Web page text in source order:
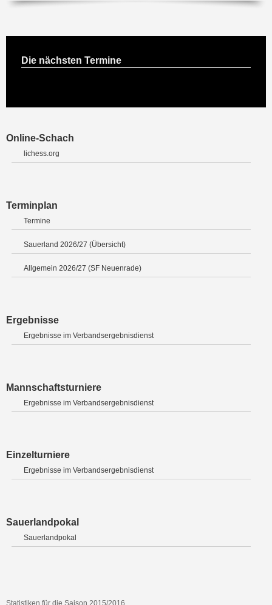
Die nächsten Termine
Online-Schach
lichess.org
Terminplan
Termine
Sauerland 2026/27 (Übersicht)
Allgemein 2026/27 (SF Neuenrade)
Ergebnisse
Ergebnisse im Verbandsergebnisdienst
Mannschaftsturniere
Ergebnisse im Verbandsergebnisdienst
Einzelturniere
Ergebnisse im Verbandsergebnisdienst
Sauerlandpokal
Sauerlandpokal
Statistiken für die Saison 2015/2016